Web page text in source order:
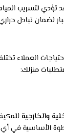
تؤدي لتسريب
لضمان تبادل
العملاء
منزلك:
والخارجية
الأساسية في